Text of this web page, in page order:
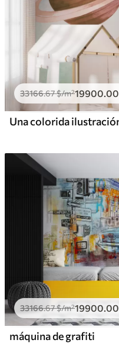
33166.67$/m²19900.00
33166.67$/m²19900 .00
máquina de grafiti